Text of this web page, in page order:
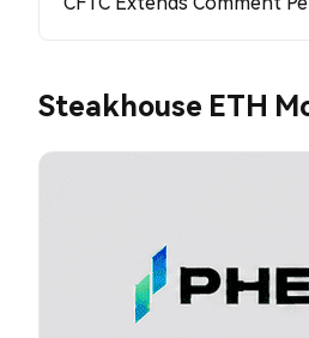
Steakhouse ETH